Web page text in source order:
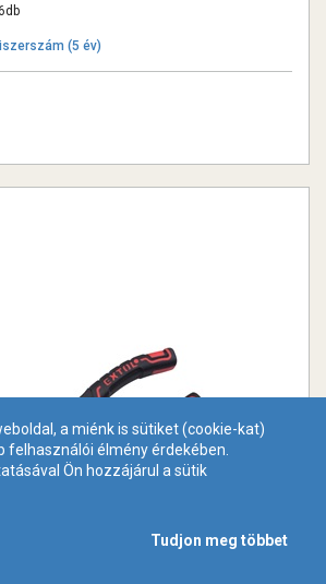
(5 év)
a miénk is sütiket (cookie-kat)
felhasználói élmény érdekében.
Ön hozzájárul a sütik
Tudjon meg többet